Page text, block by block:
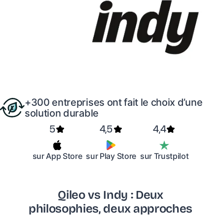
+300 entreprises ont fait le choix d’une
solution durable
5
sur App Store
4,5
sur Play Store
4,4
sur Trustpilot
Qileo vs Indy : Deux
philosophies, deux approches